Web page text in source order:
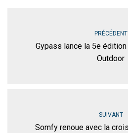
PRÉCÉDENT
Gypass lance la 5e
Outdoor
SUIVANT
Somfy renoue avec la